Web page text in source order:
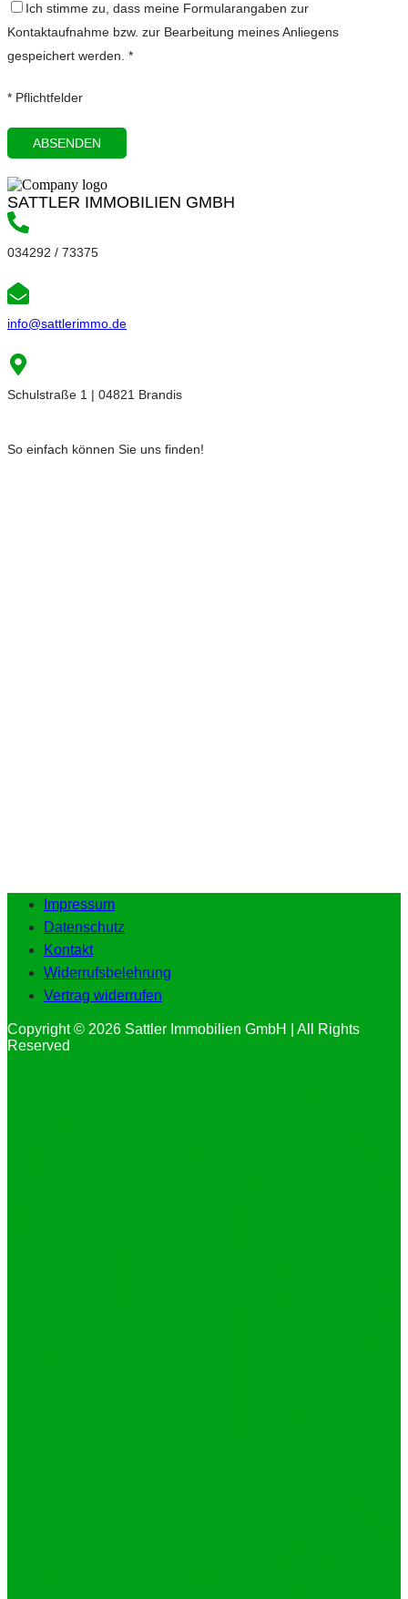
Ich stimme zu, dass meine Formularangaben zur
Kontaktaufnahme bzw. zur Bearbeitung meines Anliegens
gespeichert werden. *
* Pflichtfelder
SATTLER IMMOBILIEN GMBH
034292 / 73375
info@sattlerimmo.de
Schulstraße 1 | 04821 Brandis
So einfach können Sie uns finden!
Impressum
Datenschutz
Kontakt
Widerrufsbelehrung
Vertrag widerrufen
Copyright © 2026 Sattler Immobilien GmbH | All Rights
Reserved